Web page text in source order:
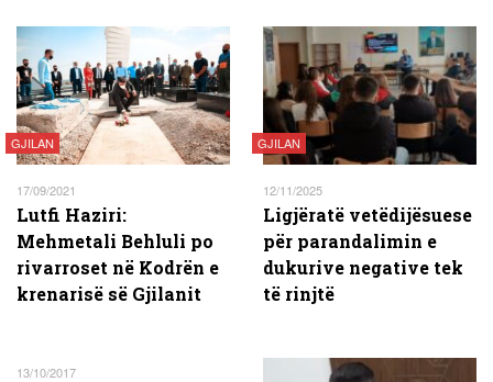
GJILAN
17/09/2021
Lutfi Haziri:
Mehmetali Behluli po
rivarroset në Kodrën e
krenarisë së Gjilanit
GJILAN
12/11/2025
Ligjëratë vetëdijësuese
për parandalimin e
dukurive negative tek
të rinjtë
13/10/2017